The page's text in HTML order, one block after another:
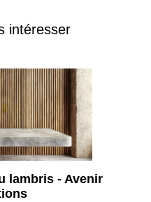
intéresser
lambris - Avenir